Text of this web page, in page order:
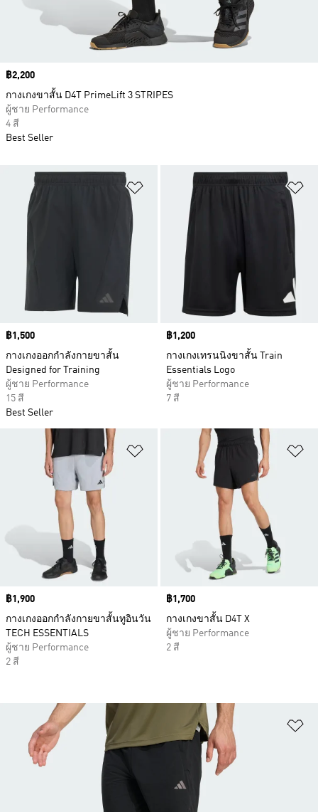
เพิ่มไปยังรายการสินค้าโปรด
Price
฿1,500
กางเกงออกกำลังกายขาสั้น
Designed for Training
ผู้ชาย Performance
15 สี
Best Seller
Price
฿1,200
กางเกงเทรนนิงขาสั้น Train
Essentials Logo
ผู้ชาย Performance
7 สี
เพิ่มไปยังรายการสินค้าโปรด
Price
฿1,900
กางเกงออกกำลังกายขาสั้นทูอินวัน
TECH ESSENTIALS
ผู้ชาย Performance
2 สี
Price
฿1,700
กางเกงขาสั้น D4T X
ผู้ชาย Performance
2 สี
Price
฿2,200
กางเกงขาสั้น D4T PrimeLift 3 STRIPES
ผู้ชาย Performance
4 สี
Best Seller